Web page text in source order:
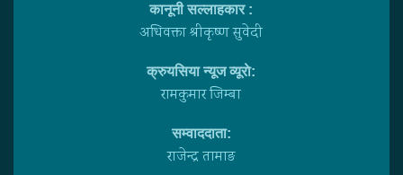
कानूनी सल्लाहकार :
अधिवक्ता श्रीकृष्ण सुवेदी
क्रुयसिया न्यूज व्यूराे:
रामकुमार जिम्बा
सम्वाददाता:
राजेन्द्र तामाङ